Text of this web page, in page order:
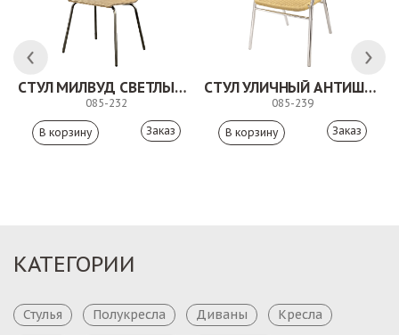
СТУЛ МИЛВУД СВЕТЛЫЙ ШЕЛК
085-232
Заказ
СТУЛ УЛИЧНЫЙ АНТИШОН
085-239
Заказ
КАТЕГОРИИ
Стулья Полукресла Диваны
Кресла